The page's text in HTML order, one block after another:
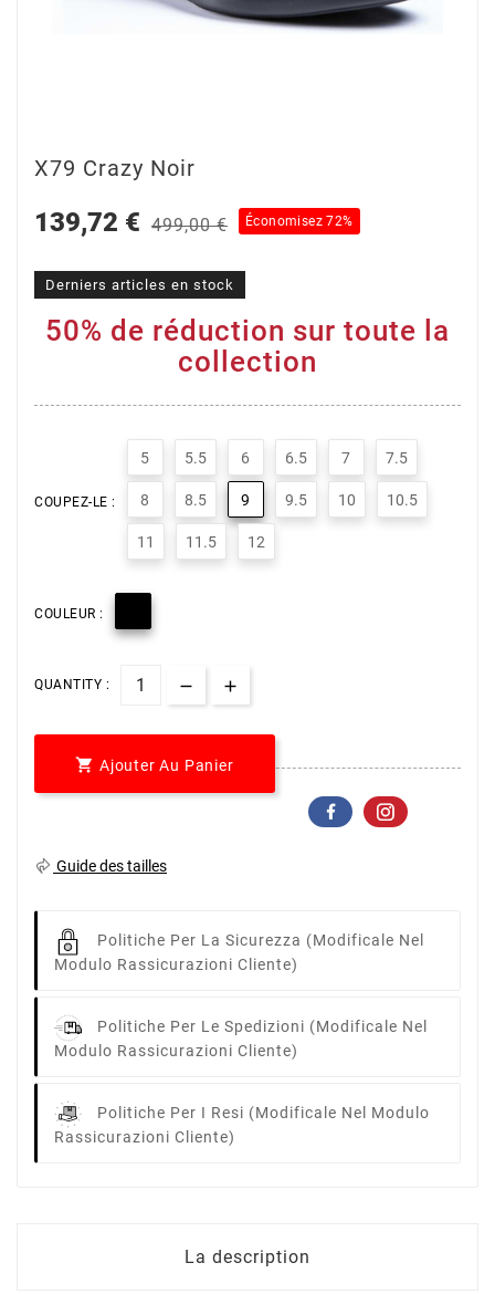
X79 Crazy Noir
139,72 € 499,00 € Économisez 72%
Derniers articles en stock
50% de réduction sur toute la
collection
COUPEZ-LE :
5 5.5 6 6.5 7 7.5
8 8.5 9 9.5 10 10.5
11 11.5 12
COULEUR :
QUANTITY :
 Ajouter Au Panier
Guide des tailles
Politiche Per La Sicurezza (modificale Nel
Modulo Rassicurazioni Cliente)
Politiche Per Le Spedizioni (modificale Nel
Modulo Rassicurazioni Cliente)
Politiche Per I Resi (modificale Nel Modulo
Rassicurazioni Cliente)
La description